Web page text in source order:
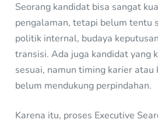
Seorang kandidat bisa sangat
pengalaman, tetapi belum tentu
politik internal, budaya
transisi. Ada juga kandidat yang
sesuai, namun timing karier atau
belum mendukung perpindahan.
Karena itu, proses Executive